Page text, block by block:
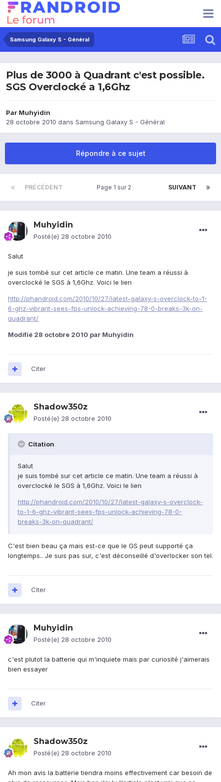
Samsung Galaxy S - Général
Plus de 3000 à Quadrant c'est possible.
SGS Overclocké a 1,6Ghz
Par Muhyidin
28 octobre 2010 dans Samsung Galaxy S - Général
Répondre à ce sujet
PRÉCÉDENT SUIVANT
Page 1 sur 2
Muhyidin
Posté(e) 28 octobre 2010
Salut
je suis tombé sur cet article ce matin. Une team a réussi à
overclocké le SGS à 1,6Ghz. Voici le lien
http://phandroid.com/2010/10/27/latest-galaxy-s-overclock-to-1-
6-ghz-vibrant-sees-fps-unlock-achieving-78-0-breaks-3k-on-
quadrant/
Modifié 28 octobre 2010 par Muhyidin
Citer
Shadow350z
Posté(e) 28 octobre 2010
Citation
Salut
je suis tombé sur cet article ce matin. Une team a réussi à
overclocké le SGS à 1,6Ghz. Voici le lien
http://phandroid.com/2010/10/27/latest-galaxy-s-overclock-
to-1-6-ghz-vibrant-sees-fps-unlock-achieving-78-0-
breaks-3k-on-quadrant/
C'est bien beau ça mais est-ce que le GS peut supporté ça
longtemps.. Je suis pas sur, c'est déconseillé d'overlocker son tel.
Citer
Muhyidin
Posté(e) 28 octobre 2010
c'est plutot la batterie qui m'inquiete mais par curiosité j'aimerais
bien essayer
Citer
Shadow350z
Posté(e) 28 octobre 2010
Ah mon avis la batterie tiendra moins effectivement car besoin de